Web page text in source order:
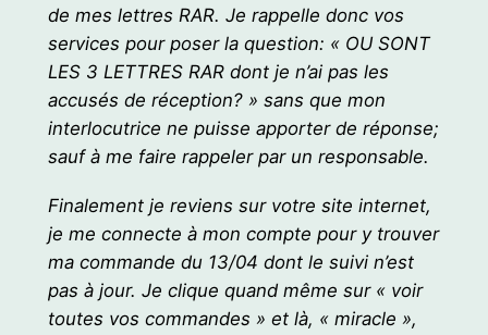
de mes lettres RAR. Je rappelle donc vos
services pour poser la question: « OU SONT
LES 3 LETTRES RAR dont je n’ai pas les
accusés de réception? » sans que mon
interlocutrice ne puisse apporter de réponse;
sauf à me faire rappeler par un responsable.
Finalement je reviens sur votre site internet,
je me connecte à mon compte pour y trouver
ma commande du 13/04 dont le suivi n’est
pas à jour. Je clique quand même sur « voir
toutes vos commandes » et là, « miracle »,